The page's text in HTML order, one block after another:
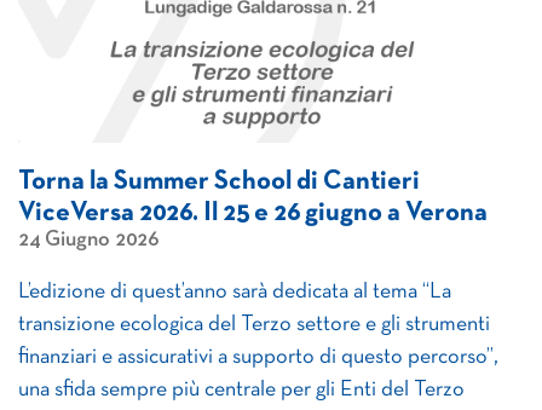
Torna la Summer School di Cantieri
ViceVersa 2026. Il 25 e 26 giugno a Verona
24 Giugno 2026
L’edizione di quest’anno sarà dedicata al tema “La
transizione ecologica del Terzo settore e gli strumenti
finanziari e assicurativi a supporto di questo percorso”,
una sfida sempre più centrale per gli Enti del Terzo